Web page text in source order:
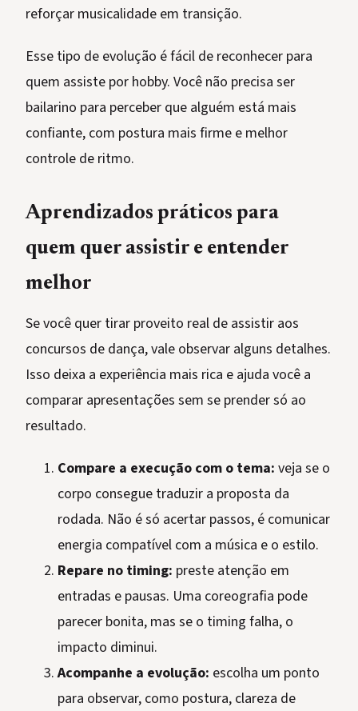
reforçar musicalidade em transição.
Esse tipo de evolução é fácil de reconhecer para
quem assiste por hobby. Você não precisa ser
bailarino para perceber que alguém está mais
confiante, com postura mais firme e melhor
controle de ritmo.
Aprendizados práticos para
quem quer assistir e entender
melhor
Se você quer tirar proveito real de assistir aos
concursos de dança, vale observar alguns detalhes.
Isso deixa a experiência mais rica e ajuda você a
comparar apresentações sem se prender só ao
resultado.
Compare a execução com o tema: veja se o
corpo consegue traduzir a proposta da
rodada. Não é só acertar passos, é comunicar
energia compatível com a música e o estilo.
Repare no timing: preste atenção em
entradas e pausas. Uma coreografia pode
parecer bonita, mas se o timing falha, o
impacto diminui.
Acompanhe a evolução: escolha um ponto
para observar, como postura, clareza de